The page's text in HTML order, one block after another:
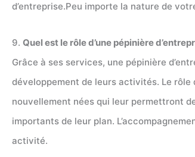
d’entreprise.Peu importe la nature de
9. Quel est le rôle d’une pépinière
Grâce à ses services, une pépinière
développement de leurs activités. Le
nouvellement nées qui leur permettront
importants de leur plan.
activité.